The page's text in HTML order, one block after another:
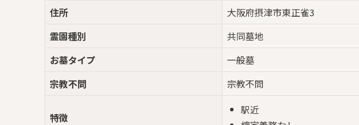
住所
大阪府摂津市東正雀3
霊園種別
共同墓地
お墓タイプ
一般墓
宗教不問
宗教不問
特徴
駅近